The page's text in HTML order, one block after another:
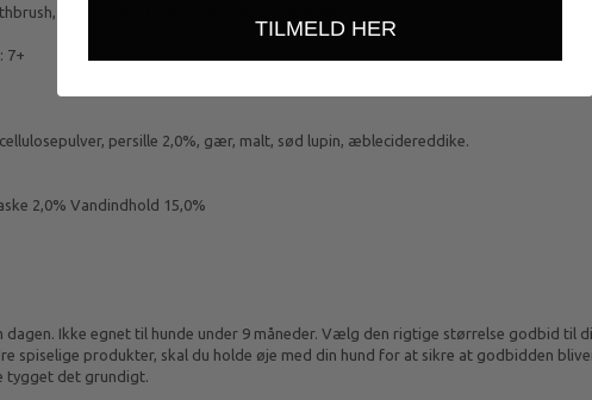
en skånsom tandrensløsning til din hund.
: 7+
persille 2,0%, gær, malt, sød lupin, æblecidereddike.
2,0% Vandindhold 15,0%
Ikke egnet til hunde under 9 måneder. Vælg den rigtige størrelse godbid til
spiselige produkter, skal du holde øje med din hund for at sikre at godbidden
tygget det grundigt.
TILMELD HER